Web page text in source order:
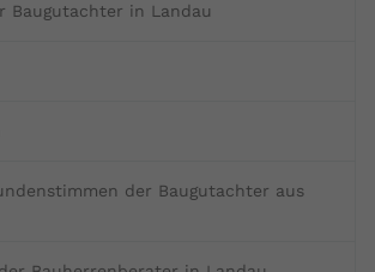
Baugutachter in Landau
der Baugutachter aus